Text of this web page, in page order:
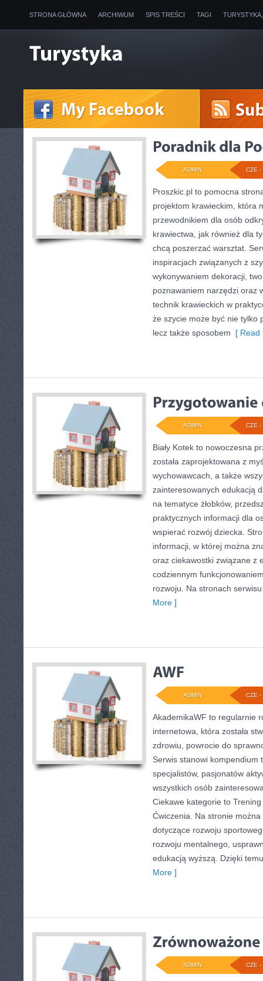
STRONA GŁÓWNA ARCHIWUM SPIS TREŚCI TAGI
CZE -
ADMIN
Proszkic.pl to pomocna
projektom krawieckim, która
przewodnikiem dla osób
krawiectwa, jak również dla
chcą poszerzać warsztat.
inspiracjach związanych z
wykonywaniem dekoracji,
poznawaniem narzędzi oraz
technik krawieckich w
że szycie może być nie tylko
lecz także sposobem [ Read
CZE -
ADMIN
Biały Kotek to nowoczesna
została zaprojektowana z
wychowawcach, a także
zainteresowanych edukacją
na tematyce żłobków,
praktycznych informacji dla
wspierać rozwój dziecka.
informacji, w której można
oraz ciekawostki związane z
codziennym
rozwoju. Na stronach
More ]
CZE -
ADMIN
AkademikaWF to regularnie
internetowa, która została
zdrowiu, powrocie do
Serwis stanowi kompendium
specjalistów, pasjonatów
wszystkich osób
Ciekawe kategorie to
Ćwiczenia. Na stronie można
dotyczące rozwoju
rozwoju mentalnego,
edukacją wyższą. Dzięki
More ]
CZE -
ADMIN